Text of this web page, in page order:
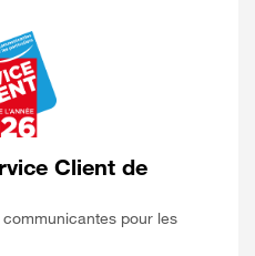
Client de
pour les